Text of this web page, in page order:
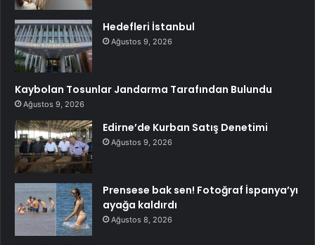
Hedefleri İstanbul
Ağustos 9, 2026
Kaybolan Tosunlar Jandarma Tarafından Bulundu
Ağustos 9, 2026
Edirne’de Kurban Satış Denetimi
Ağustos 9, 2026
Prensese bak sen! Fotoğraf İspanya’yı
ayağa kaldırdı
Ağustos 8, 2026